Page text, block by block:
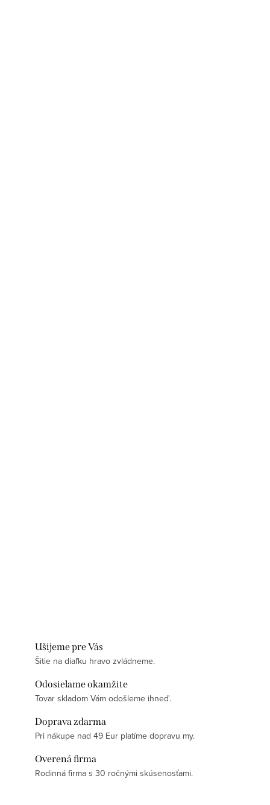
Ušijeme pre Vás
Šitie na diaľku hravo zvládneme.
Odosielame okamžite
Tovar skladom Vám odošleme ihneď.
Doprava zdarma
Pri nákupe nad 49 Eur platíme dopravu my.
Overená firma
Rodinná firma s 30 ročnými skúsenosťami.